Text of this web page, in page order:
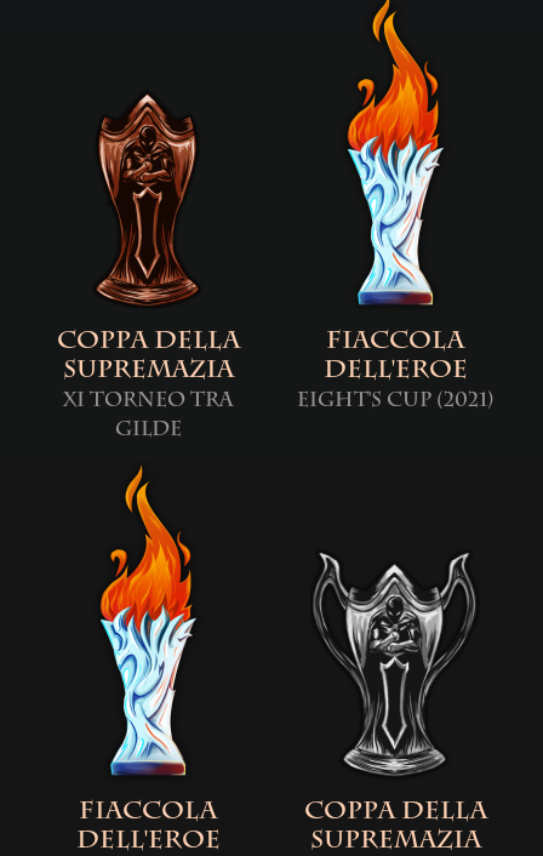
Coppa della
Supremazia
XI Torneo tra
Gilde
Fiaccola
dell'Eroe
Eight's Cup (2021)
Fiaccola
dell'Eroe
Coppa della
Supremazia